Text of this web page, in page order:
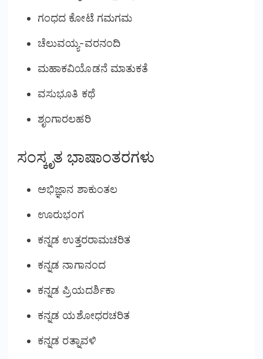
ಗಂಧದ ಕೋಟೆ ಗಮಗಮ
ಚೆಲುವಯ್ಯ-ವರನಂದಿ
ಮಹಾಕವಿಯೊಡನೆ ಮಾತುಕತೆ
ವಸುಭೂತಿ ಕಥೆ
ಶೃಂಗಾರಲಹರಿ
ಸಂಸ್ಕೃತ ಭಾಷಾಂತರಗಳು
ಅಭಿಜ್ಞಾನ ಶಾಕುಂತಲ
ಊರುಭಂಗ
ಕನ್ನಡ ಉತ್ತರರಾಮಚರಿತ
ಕನ್ನಡ ನಾಗಾನಂದ
ಕನ್ನಡ ಪ್ರಿಯದರ್ಶಿಕಾ
ಕನ್ನಡ ಯಶೋಧರಚರಿತ
ಕನ್ನಡ ರತ್ನಾವಳಿ